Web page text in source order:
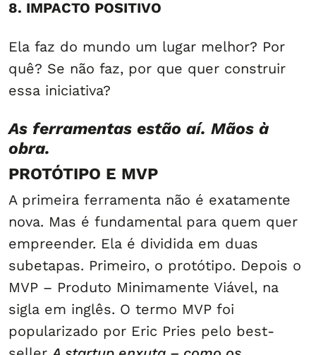
8. IMPACTO POSITIVO
Ela faz do mundo um lugar melhor? Por
quê? Se não faz, por que quer construir
essa iniciativa?
As ferramentas estão aí. Mãos à
obra.
PROTÓTIPO E MVP
A primeira ferramenta não é exatamente
nova. Mas é fundamental para quem quer
empreender. Ela é dividida em duas
subetapas. Primeiro, o protótipo. Depois o
MVP – Produto Minimamente Viável, na
sigla em inglês. O termo MVP foi
popularizado por Eric Pries pelo best-